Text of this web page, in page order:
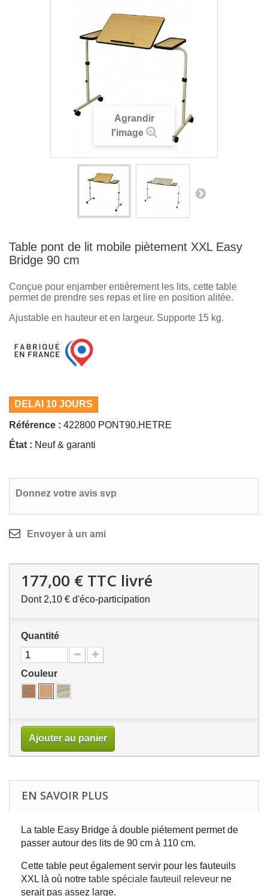
Agrandir
l'image
Table pont de lit mobile piètement XXL Easy
Bridge 90 cm
Conçue pour enjamber entièrement les lits, cette table
permet de prendre ses repas et lire en position alitée.
Ajustable en hauteur et en largeur. Supporte 15 kg.
DELAI 10 JOURS
Référence : 422800 PONT90.HETRE
État : Neuf & garanti
Donnez votre avis svp
Envoyer à un ami
177,00 € TTC livré
Dont 2,10 € d'éco-participation
Quantité
Couleur
Ajouter au panier
EN SAVOIR PLUS
La table Easy Bridge à double piétement permet de
passer autour des lits de 90 cm à 110 cm.
Cette table peut également servir pour les fauteuils
XXL là où notre table spéciale fauteuil releveur ne
serait pas assez large.